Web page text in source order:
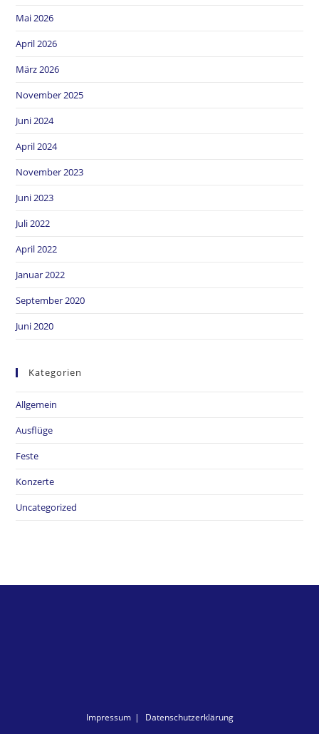
Mai 2026
April 2026
März 2026
November 2025
Juni 2024
April 2024
November 2023
Juni 2023
Juli 2022
April 2022
Januar 2022
September 2020
Juni 2020
Kategorien
Allgemein
Ausflüge
Feste
Konzerte
Uncategorized
Impressum Datenschutzerklärung